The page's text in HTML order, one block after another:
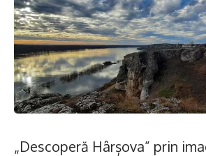
„Descoperă Hârșova” prin